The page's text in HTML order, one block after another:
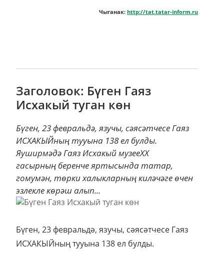
Чыганак: http://tat.tatar-inform.ru
Заголовок: Бүген Гаяз
Исхакый туган көн
Бүген, 23 февральдә, язучы, сәясәтчесе Гаяз
ИСХАКЫЙның тууына 138 ел булды.
Яуширмәдә Гаяз Исхакый музееXX
гасырның беренче яртысында татар,
гомумән, төрки халыкларның киләчәге өчен
эзлекле көрәш алып...
Бүген, 23 февральдә, язучы, сәясәтчесе Гаяз
ИСХАКЫЙның тууына 138 ел булды.